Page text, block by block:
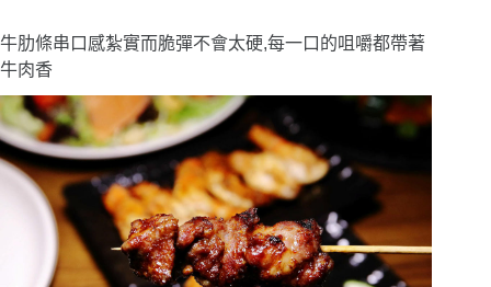
牛肋條串口感紮實而脆彈不會太硬,每一口的咀嚼都帶著
牛肉香